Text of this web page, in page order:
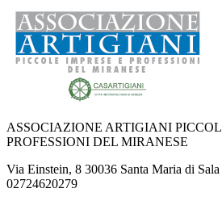
AL VIA IL TAVOLO REGIONALE PER
NUOVO DPCM AUTOMOTIVE:
COMUNICAZIONI DI CONFERMA DEGLI
ASSOCIAZIONE ARTIGIANI
PROFESSIONI DEL MIRANESE
Via Einstein, 8 30036 Santa Maria di
02724620279